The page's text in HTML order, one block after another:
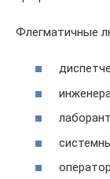
Флегматичные